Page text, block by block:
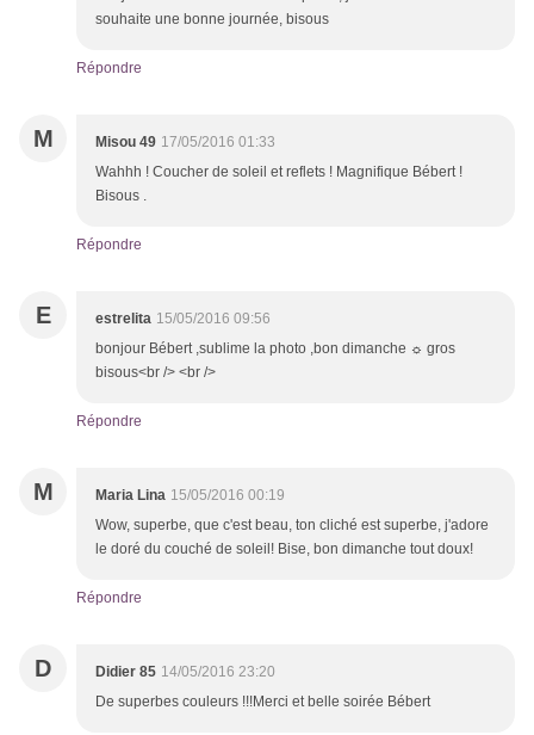
souhaite une bonne journée, bisous
Répondre
M Misou 49 17/05/2016 01:33
Wahhh ! Coucher de soleil et reflets ! Magnifique Bébert !
Bisous .
Répondre
E estrelita 15/05/2016 09:56
bonjour Bébert ,sublime la photo ,bon dimanche ☼ gros
bisous<br /> <br />
Répondre
M Maria Lina 15/05/2016 00:19
Wow, superbe, que c'est beau, ton cliché est superbe, j'adore
le doré du couché de soleil! Bise, bon dimanche tout doux!
Répondre
D Didier 85 14/05/2016 23:20
De superbes couleurs !!!Merci et belle soirée Bébert